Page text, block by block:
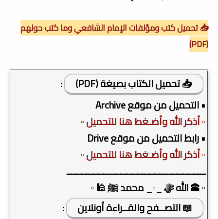
📥 تحميل كتب ومؤلفات الإمام الشافعي وما كتب حولهم
(PDF)
📥 تحميل الكتاب بصيغة (PDF)
:
• التحميل من موقع Archive
▫️ أذكر الله وأضـغط هنا للتحميل ▫️
• رابط التحميل من موقع Drive
▫️ أذكر الله وأضـغط هنا للتحميل ▫️
ـــــــــــــــــــــــــــــــــــــــــــــــــــــــــ
▫️ 🕋 الله ﷻ _▫️_ محمد ﷺ 🕌 ▫️
📖 التصــفح والقــراءة أونلاين
: